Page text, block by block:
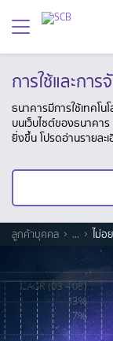
การใช้และกา
ธนาคารมีการใช้เทคโ
บนเว็บไซต์ของธนาคา
ยิ่งขึ้น โปรดอ่านรายละ
ลูกค้าบุคคล ... ไม่อ